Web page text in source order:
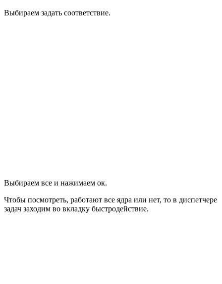
Выбираем задать соответствие.
Выбираем все и нажимаем ок.
Чтобы посмотреть, работают все ядра или нет, то в диспетчере
задач заходим во вкладку быстродействие.